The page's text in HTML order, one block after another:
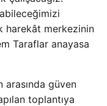
harekât merkezinin
Taraflar anayasa
arasında güven
toplantıya